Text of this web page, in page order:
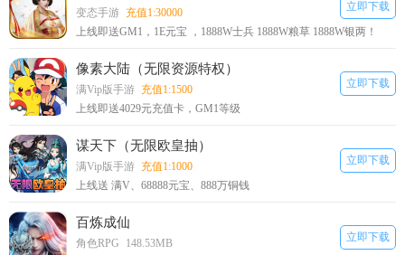
变态手游 充值1:30000
上线即送GM1，1E元宝 ，1888W士兵 1888W粮草 1888W银两！
立即下载
像素大陆（无限资源特权）
满Vip版手游 充值1:1500
上线即送4029元充值卡，GM1等级
立即下载
谋天下（无限欧皇抽）
满Vip版手游 充值1:1000
上线送 满V、68888元宝、888万铜钱
立即下载
百炼成仙
角色RPG
148.53MB
立即下载